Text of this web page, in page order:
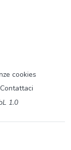
cookies
Contattaci
1.0